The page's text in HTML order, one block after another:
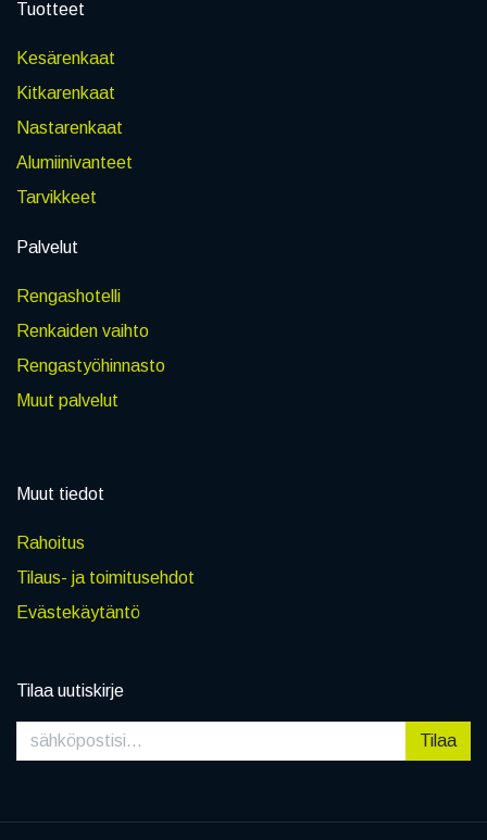
Tuotteet
Kesärenkaat
Kitkarenkaat
Nastarenkaat
Alumiinivanteet
Tarvikkeet
Palvelut
Rengashotelli
Renkaiden vaihto
Rengastyöhinnasto
Muut palvelut
Muut tiedot
Rahoitus
Tilaus- ja toimitusehdot
Evästekäytäntö
Tilaa uutiskirje
Tilaa